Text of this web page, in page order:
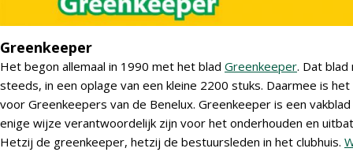
Greenkeeper
Het begon allemaal in 1990 met het blad Greenkeeper. Dat blad
steeds, in een oplage van een kleine 2200 stuks. Daarmee is
voor Greenkeepers van de Benelux. Greenkeeper is een
enige wijze verantwoordelijk zijn voor het onderhouden en
Hetzij de greenkeeper, hetzij de bestuursleden in het clubhuis.